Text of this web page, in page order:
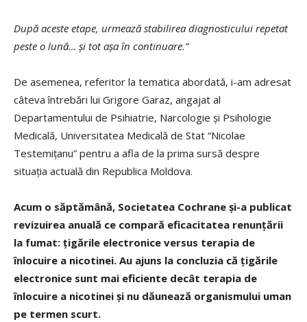
După aceste etape, urmează stabilirea diagnosticului repetat
peste o lună… și tot așa în continuare.”
De asemenea, referitor la tematica abordată, i-am adresat
câteva întrebări lui Grigore Garaz, angajat al
Departamentului de Psihiatrie, Narcologie și Psihologie
Medicală, Universitatea Medicală de Stat “Nicolae
Testemițanu” pentru a afla de la prima sursă despre
situația actuală din Republica Moldova.
Acum o săptămână, Societatea Cochrane și-a publicat
revizuirea anuală ce compară eficacitatea renunțării
la fumat: țigările electronice versus terapia de
înlocuire a nicotinei. Au ajuns la concluzia că țigările
electronice sunt mai eficiente decât terapia de
înlocuire a nicotinei și nu dăunează organismului uman
pe termen scurt.